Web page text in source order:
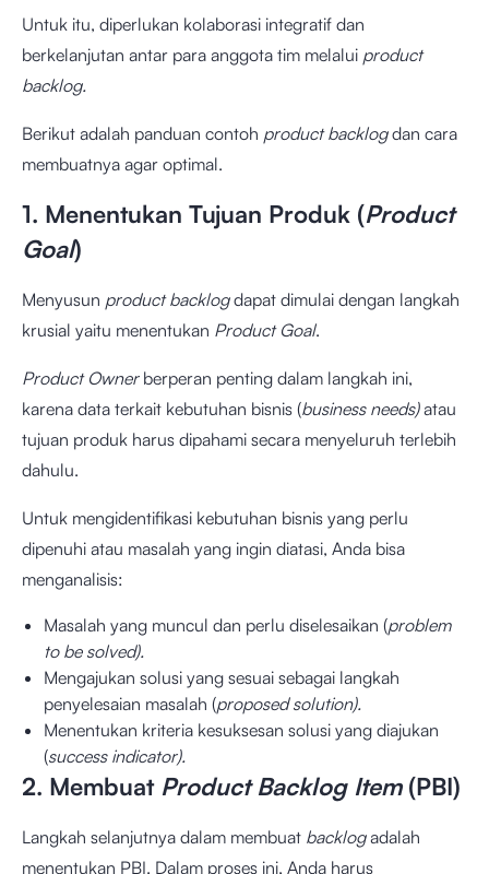
Untuk itu, diperlukan kolaborasi integratif dan
berkelanjutan antar para anggota tim melalui product
backlog.
Berikut adalah panduan contoh product backlogdan cara
membuatnya agar optimal.
1. Menentukan Tujuan Produk (Product
Goal)
Menyusun product backlogdapat dimulai dengan langkah
krusial yaitu menentukan Product Goal.
Product Ownerberperan penting dalam langkah ini,
karena data terkait kebutuhan bisnis (business needs)atau
tujuan produk harus dipahami secara menyeluruh terlebih
dahulu.
Untuk mengidentifikasi kebutuhan bisnis yang perlu
dipenuhi atau masalah yang ingin diatasi, Anda bisa
menganalisis:
Masalah yang muncul dan perlu diselesaikan (problem
to be solved).
Mengajukan solusi yang sesuai sebagai langkah
penyelesaian masalah (proposed solution).
Menentukan kriteria kesuksesan solusi yang diajukan
(success indicator).
2. Membuat Product Backlog Item(PBI)
Langkah selanjutnya dalam membuat backlogadalah
menentukan PBI. Dalam proses ini, Anda harus